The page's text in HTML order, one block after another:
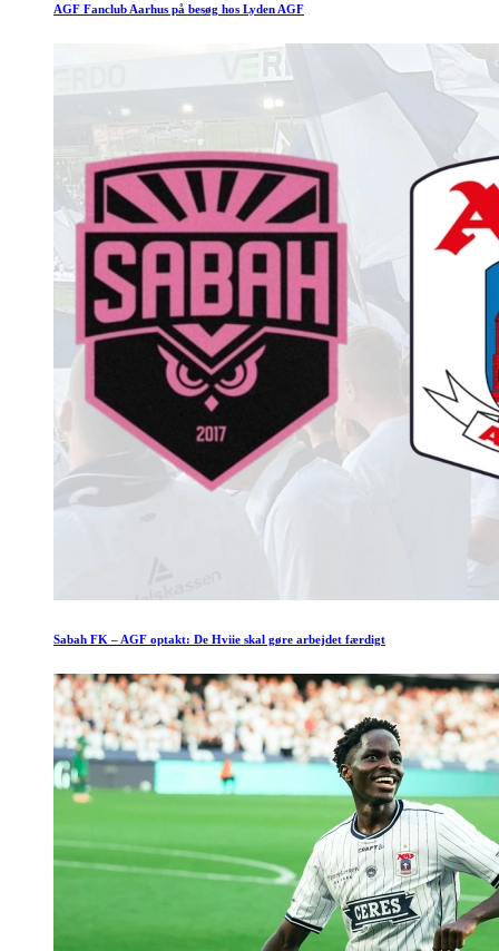
AGF Fanclub Aarhus på besøg hos Lyden AGF
Sabah FK – AGF optakt: De Hviie skal gøre arbejdet færdigt